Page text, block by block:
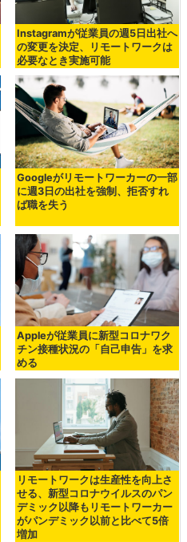
Instagramが従業員の週5日出社へ
の変更を決定、リモートワークは
必要なとき実施可能
Googleがリモートワーカーの一部
に週3日の出社を強制、拒否すれ
ば職を失う
Appleが従業員に新型コロナワク
チン接種状況の「自己申告」を求
める
リモートワークは生産性を向上さ
せる、新型コロナウイルスのパン
デミック以降もリモートワーカー
がパンデミック以前と比べて5倍
増加